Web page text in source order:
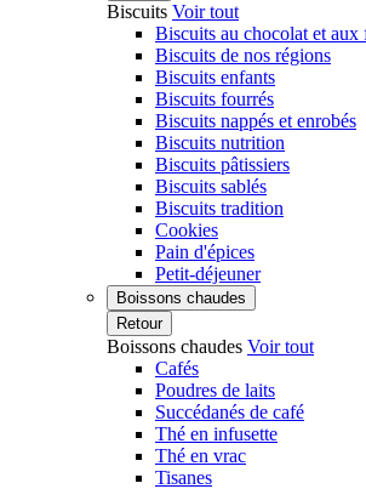
Biscuits Voir tout
Biscuits au chocolat et aux
Biscuits de nos régions
Biscuits enfants
Biscuits fourrés
Biscuits nappés et enrobés
Biscuits nutrition
Biscuits pâtissiers
Biscuits sablés
Biscuits tradition
Cookies
Pain d'épices
Petit-déjeuner
Boissons chaudes
Retour
Boissons chaudes Voir tout
Cafés
Poudres de laits
Succédanés de café
Thé en infusette
Thé en vrac
Tisanes